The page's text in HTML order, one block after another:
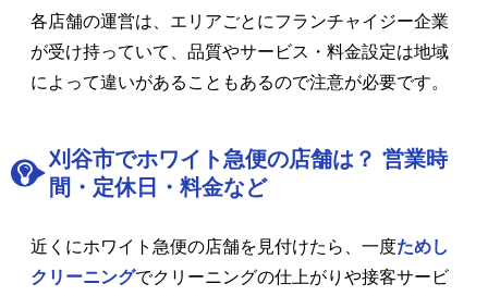
各店舗の運営は、エリアごとにフランチャイジー企業
が受け持っていて、品質やサービス・料金設定は地域
によって違いがあることもあるので注意が必要です。
刈谷市でホワイト急便の店舗は？ 営業時
間・定休日・料金など
近くにホワイト急便の店舗を見付けたら、一度ためし
クリーニングでクリーニングの仕上がりや接客サービ